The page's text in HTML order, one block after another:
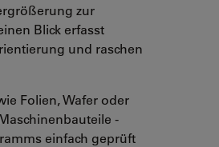
zur
Blick erfasst
und raschen
Folien, Wafer oder
-
einfach geprüft